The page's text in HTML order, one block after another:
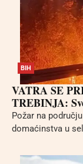
BIH
VATRA SE
TREBINJA:
Požar na
domaćinstva u